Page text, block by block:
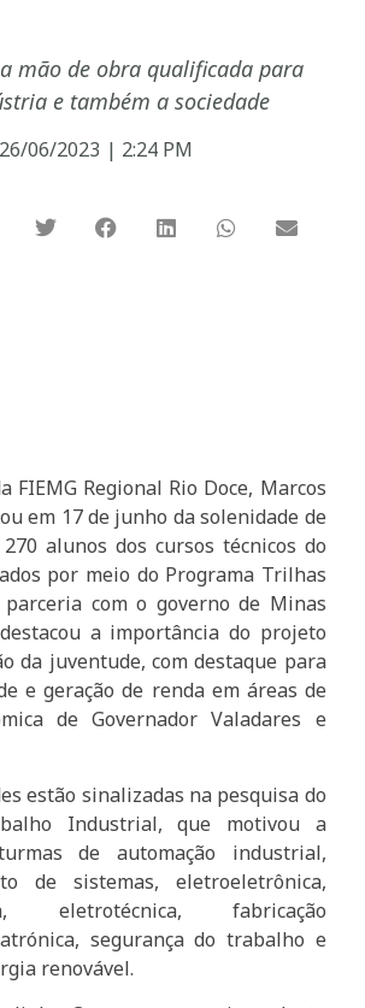
mão de obra qualificada para
e também a sociedade
26/06/2023 | 2:24 PM
FIEMG Regional Rio Doce, Marcos
em 17 de junho da solenidade de
alunos dos cursos técnicos do
por meio do Programa Trilhas
com o governo de Minas
a importância do projeto
da juventude, com destaque para
e geração de renda em áreas de
de Governador Valadares e
estão sinalizadas na pesquisa do
Industrial, que motivou a
de automação industrial,
de sistemas, eletroeletrônica,
eletrotécnica, fabricação
segurança do trabalho e
renovável.